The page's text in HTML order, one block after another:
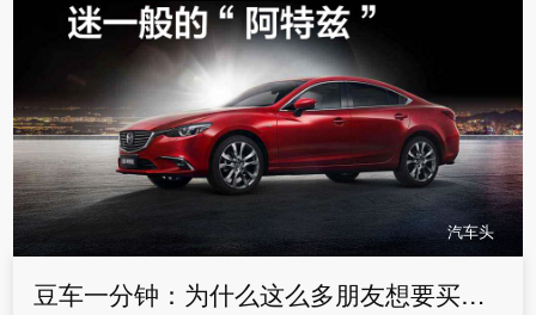
汽车头
豆车一分钟：为什么这么多朋友想要买阿特兹？